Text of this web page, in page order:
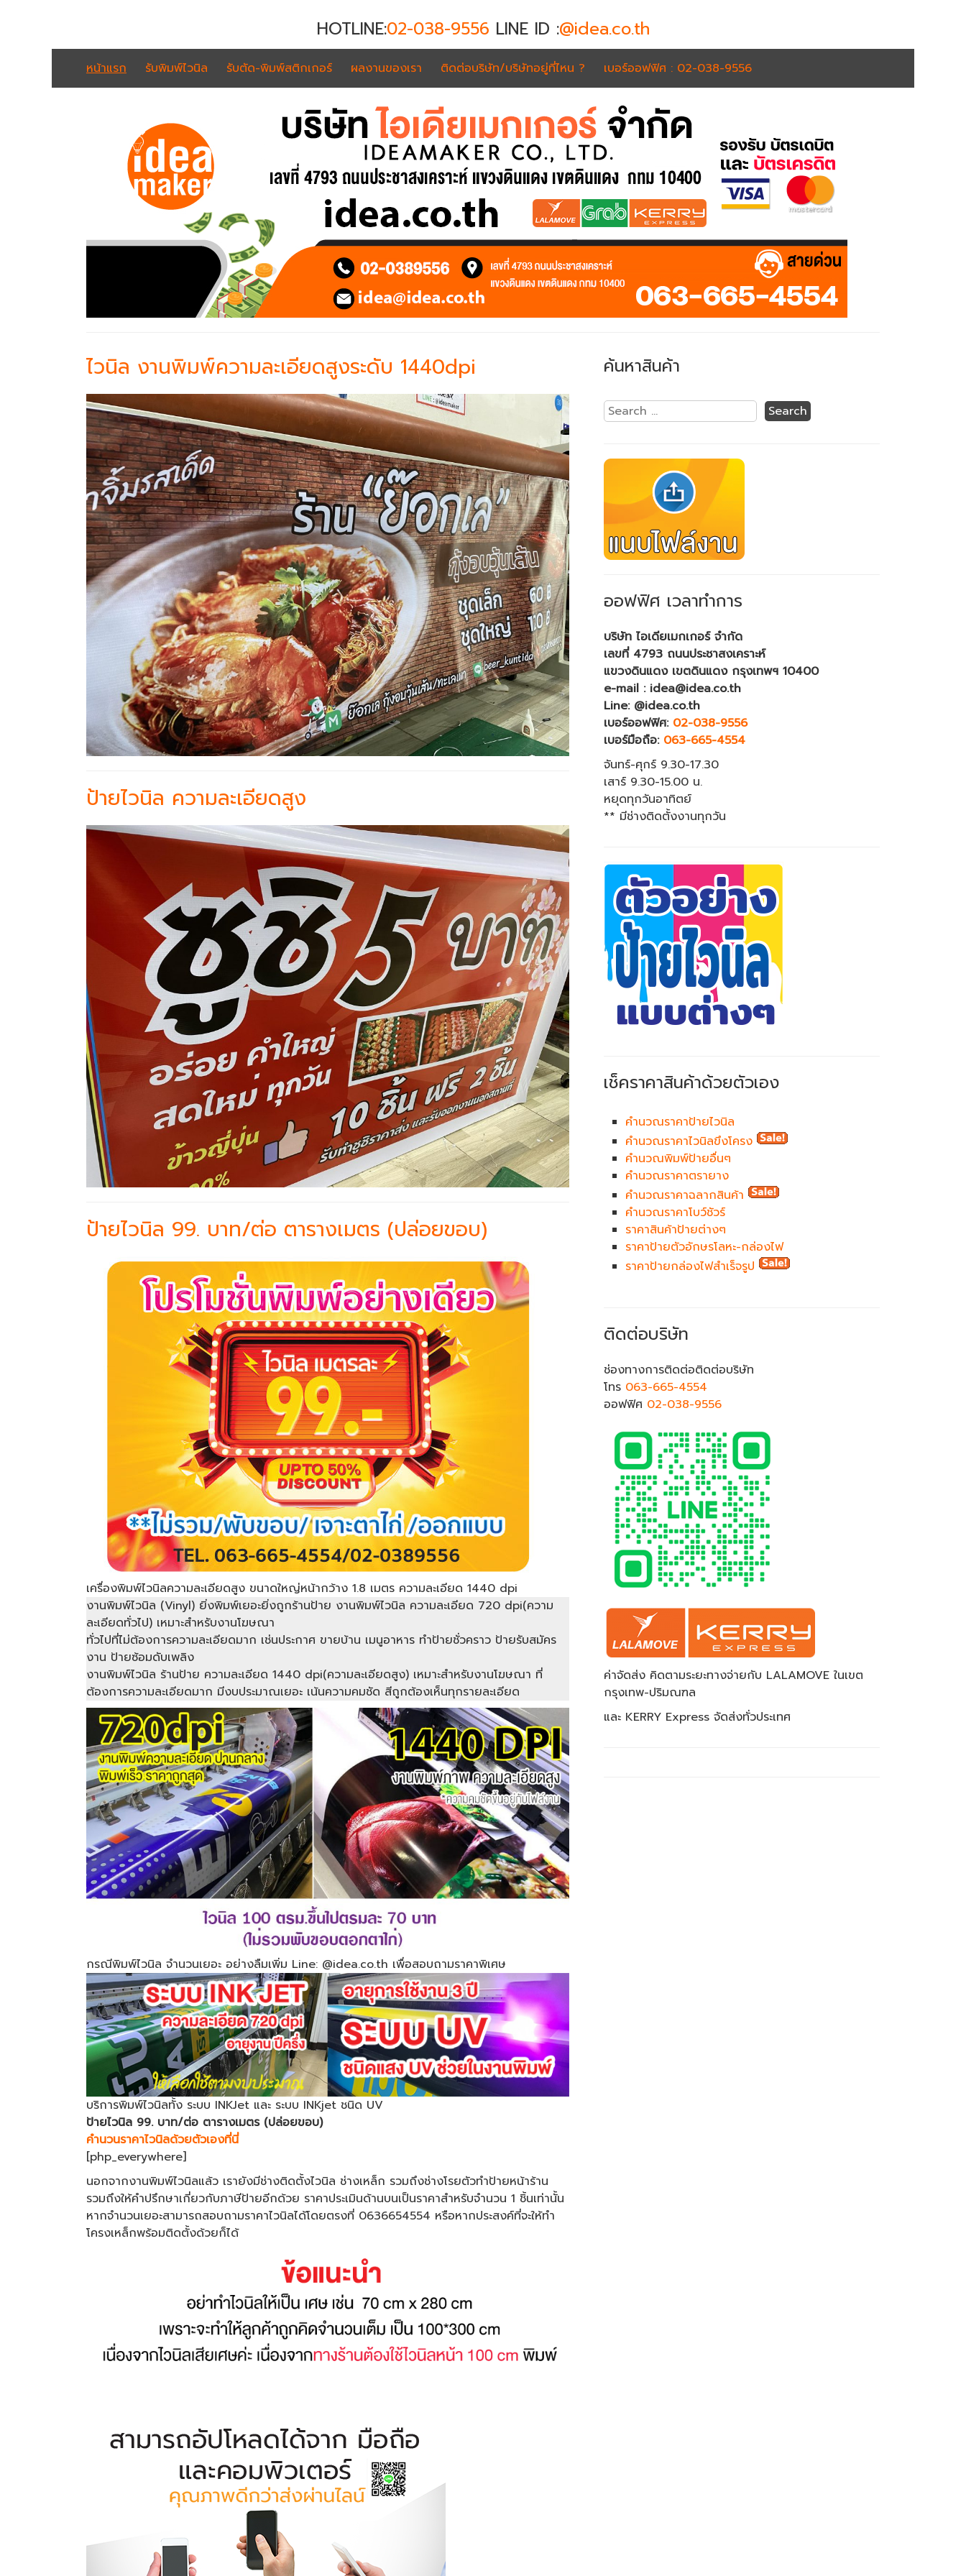
HOTLINE:02-038-9556 LINE ID :@idea.co.th
หน้าแรก รับพิมพ์ไวนิล รับตัด-พิมพ์สติกเกอร์ ผลงานของเรา ติดต่อบริษัท/บริษัทอยู่ที่ไหน ? เบอร์ออฟฟิศ : 02-038-9556
ไวนิล งานพิมพ์ความละเอียดสูงระดับ 1440dpi
ป้ายไวนิล ความละเอียดสูง
ป้ายไวนิล 99. บาท/ต่อ ตารางเมตร (ปล่อยขอบ)
เครื่องพิมพ์ไวนิลความละเอียดสูง ขนาดใหญ่หน้ากว้าง 1.8 เมตร ความละเอียด 1440 dpi
งานพิมพ์ไวนิล (Vinyl) ยิ่งพิมพ์เยอะยิ่งถูกร้านป้าย งานพิมพ์ไวนิล ความละเอียด 720 dpi(ความ
ละเอียดทั่วไป) เหมาะสำหรับงานโฆษณา
ทั่วไปที่ไม่ต้องการความละเอียดมาก เช่นประกาศ ขายบ้าน เมนูอาหาร ทำป้ายชั่วคราว ป้ายรับสมัคร
งาน ป้ายซ้อมดับเพลิง
งานพิมพ์ไวนิล ร้านป้าย ความละเอียด 1440 dpi(ความละเอียดสูง) เหมาะสำหรับงานโฆษณา ที่
ต้องการความละเอียดมาก มีงบประมาณเยอะ เน้นความคมชัด สีถูกต้องเห็นทุกรายละเอียด
กรณีพิมพ์ไวนิล จำนวนเยอะ อย่างลืมเพิ่ม Line: @idea.co.th เพื่อสอบถามราคาพิเศษ
บริการพิมพ์ไวนิลทั้ง ระบบ INKJet และ ระบบ INKjet ชนิด UV
ป้ายไวนิล 99. บาท/ต่อ ตารางเมตร (ปล่อยขอบ)
คำนวนราคาไวนิลด้วยตัวเองที่นี่
[php_everywhere]
นอกจากงานพิมพ์ไวนิลแล้ว เรายังมีช่างติดตั้งไวนิล ช่างเหล็ก รวมถึงช่างโรยตัวทำป้ายหน้าร้าน
รวมถึงให้คำปรึกษาเกี่ยวกับภาษีป้ายอีกด้วย ราคาประเมินด้านบนเป็นราคาสำหรับจำนวน 1 ชิ้นเท่านั้น
หากจำนวนเยอะสามารถสอบถามราคาไวนิลได้โดยตรงที่ 0636654554 หรือหากประสงค์ที่จะให้ทำ
โครงเหล็กพร้อมติดตั้งด้วยก็ได้
ค้นหาสินค้า
ออฟฟิศ เวลาทำการ
บริษัท ไอเดียเมกเกอร์ จำกัด
เลขที่ 4793 ถนนประชาสงเคราะห์
แขวงดินแดง เขตดินแดง กรุงเทพฯ 10400
e-mail : idea@idea.co.th
Line: @idea.co.th
เบอร์ออฟฟิศ: 02-038-9556
เบอร์มือถือ: 063-665-4554
จันทร์-ศุกร์ 9.30-17.30
เสาร์ 9.30-15.00 น.
หยุดทุกวันอาทิตย์
** มีช่างติดตั้งงานทุกวัน
เช็คราคาสินค้าด้วยตัวเอง
คำนวณราคาป้ายไวนิล
คำนวณราคาไวนิลขึงโครง
คำนวณพิมพ์ป้ายอื่นๆ
คำนวณราคาตรายาง
คำนวณราคาฉลากสินค้า
คำนวณราคาโบว์ชัวร์
ราคาสินค้าป้ายต่างๆ
ราคาป้ายตัวอักษรโลหะ-กล่องไฟ
ราคาป้ายกล่องไฟสำเร็จรูป
ติดต่อบริษัท
ช่องทางการติดต่อติดต่อบริษัท
โทร 063-665-4554
ออฟฟิศ 02-038-9556
ค่าจัดส่ง คิดตามระยะทางจ่ายกับ LALAMOVE ในเขต
กรุงเทพ-ปริมณฑล
และ KERRY Express จัดส่งทั่วประเทศ